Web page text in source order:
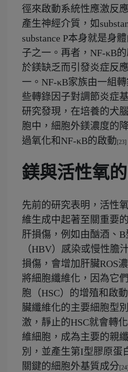
徑來啟動系統性應激反
產生神經介質，如
substance P本身就是身
子之一。再者，NF-κB
於鎂缺乏而引發炎症反
一。NF-κB家族由一組
些轉錄因子對調節炎症
研究發現，在培養的犬
胞中，細胞外鎂濃度的
過氧化和NF-κB的啟動 [23]
鎂與活性氧
先前的研究表明，活性
維生成中起著至關重要
肝損傷，例如由酗酒、
（HBV）感染或慢性膽
損傷，會增加肝臟ROS
將細胞纖維化，因為它
胞（HSC）的增殖和啟
臟纖維化的主要細胞型
激，靜止的HSC就會轉
維細胞，成為主要的親
別，並產生第I型膠原蛋
關鍵的細胞外基質成分 [24]